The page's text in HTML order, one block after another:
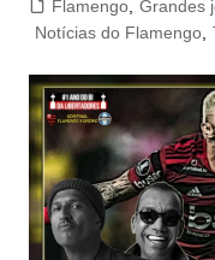
Flamengo, Grandes
Notícias do Flamengo,